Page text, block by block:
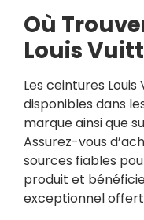
Où
Louis
Les ceintures
disponibles dans
marque ainsi que
Assurez-vous
sources fiables
produit et
exceptionnel offert